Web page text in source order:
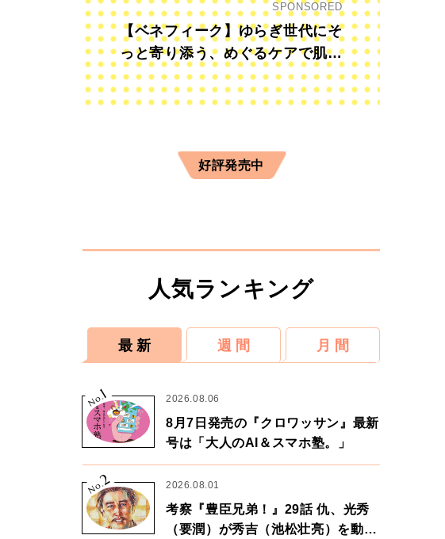
SPONSORED
【ベネフィーク】ゆらぎ世代にそ
っと寄り添う、めぐるケアで肌も
心も前向きに
好評発売中
人気ランキング
最 新 週 間 月 間
No.
1 2026.08.06
8月7日発売の『クロワッサン』最新
号は「大人のAI＆スマホ塾。」
No.2 2026.08.01
考察『豊臣兄弟！』29話 仇、光秀
（要潤）が秀吉（池松壮亮）を動か